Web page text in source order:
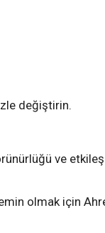
değiştirin.
ve
olmak için